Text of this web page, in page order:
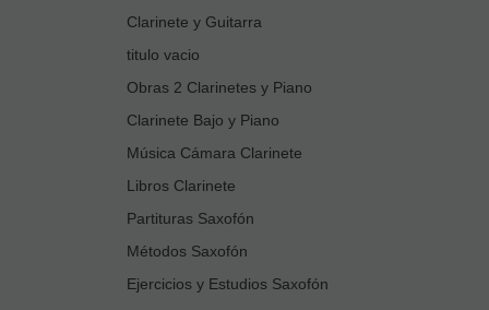
Clarinete y Guitarra
titulo vacio
Obras 2 Clarinetes y Piano
Clarinete Bajo y Piano
Música Cámara Clarinete
Libros Clarinete
Partituras Saxofón
Métodos Saxofón
Ejercicios y Estudios Saxofón